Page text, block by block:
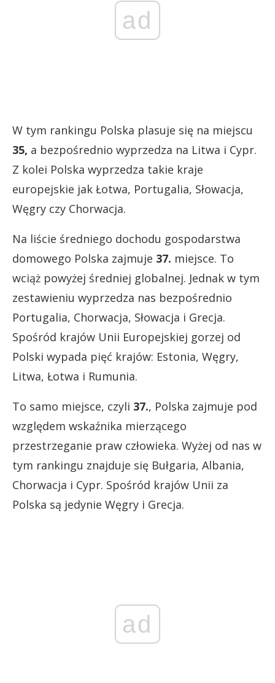
ad
W tym rankingu Polska plasuje się na miejscu
35, a bezpośrednio wyprzedza na Litwa i Cypr.
Z kolei Polska wyprzedza takie kraje
europejskie jak Łotwa, Portugalia, Słowacja,
Węgry czy Chorwacja.
Na liście średniego dochodu gospodarstwa
domowego Polska zajmuje 37. miejsce. To
wciąż powyżej średniej globalnej. Jednak w tym
zestawieniu wyprzedza nas bezpośrednio
Portugalia, Chorwacja, Słowacja i Grecja.
Spośród krajów Unii Europejskiej gorzej od
Polski wypada pięć krajów: Estonia, Węgry,
Litwa, Łotwa i Rumunia.
To samo miejsce, czyli 37., Polska zajmuje pod
względem wskaźnika mierzącego
przestrzeganie praw człowieka. Wyżej od nas w
tym rankingu znajduje się Bułgaria, Albania,
Chorwacja i Cypr. Spośród krajów Unii za
Polska są jedynie Węgry i Grecja.
ad